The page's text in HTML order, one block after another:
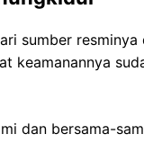
sumber
keamanannya
dan bersama-